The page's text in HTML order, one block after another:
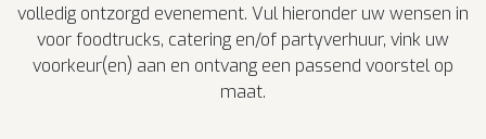
volledig ontzorgd evenement. Vul hieronder uw wensen in
voor foodtrucks, catering en/of partyverhuur, vink uw
voorkeur(en) aan en ontvang een passend voorstel op
maat.